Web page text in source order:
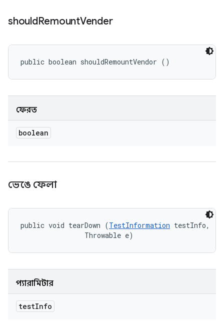
shouldRemountVender
public boolean shouldRemountVendor ()
ফেরত
boolean
ভেঙে ফেলা
public void tearDown (TestInformation testInfo,
                Throwable e)
প্যারামিটার
testInfo